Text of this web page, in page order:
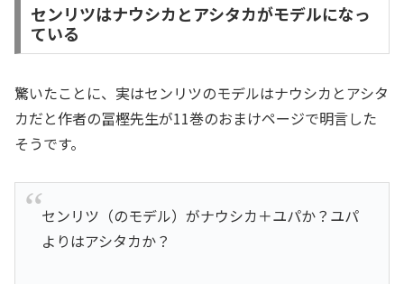
センリツはナウシカとアシタカがモデルになっ
ている
驚いたことに、実はセンリツのモデルはナウシカとアシタ
カだと作者の冨樫先生が11巻のおまけページで明言した
そうです。
センリツ（のモデル）がナウシカ＋ユパか？ユパ
よりはアシタカか？